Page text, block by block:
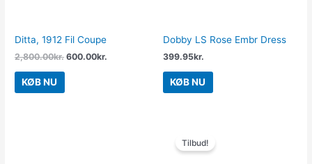
Ditta, 1912 Fil Coupe
2,800.00kr. 600.00kr.
KØB NU
Dobby LS Rose Embr Dress
399.95kr.
KØB NU
Tilbud!
pris